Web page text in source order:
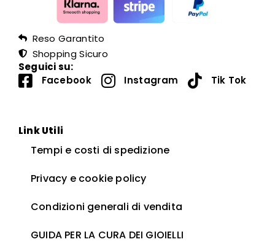
Reso Garantito
Shopping Sicuro
Seguici su:
Facebook
Instagram Tik Tok
Link Utili
Tempi e costi di spedizione
Privacy e cookie policy
Condizioni generali di vendita
GUIDA PER LA CURA DEI GIOIELLI ​